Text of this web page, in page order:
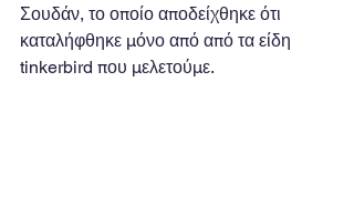
Σουδάν, το οποίο αποδείχθηκε ότι
καταλήφθηκε μόνο από από τα είδη
tinkerbird που μελετούμε.